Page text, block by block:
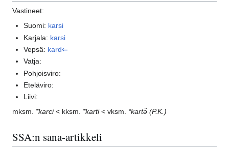
Vastineet:
Suomi: karsi
Karjala: karsi
Vepsä: kard⇐
Vatja:
Pohjoisviro:
Eteläviro:
Liivi:
mksm. *karci< kksm. *karti< vksm. *kartǝ̑ (P.K.)
SSA:n sana-artikkeli